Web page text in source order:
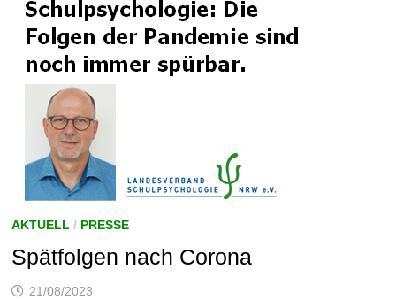
AKTUELL/ PRESSE
Spätfolgen nach Corona
21/08/2023